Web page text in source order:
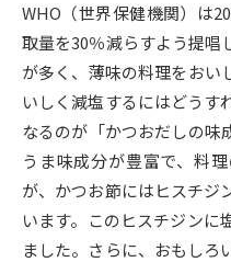
新学年スタート号特集ページ
（高3生用）
SELFBRAND特集ページ
オープンキャンパスなど
オープンキャンパス検索
WHO（世界保健機関）は
取量を30％減らすよう提唱
が多く、薄味の料理をおい
いしく減塩するにはどうす
なるのが「かつおだしの味
うま味成分が豊富で、料
が、かつお節にはヒスチジ
います。このヒスチジンに
ました。さらに、おもしろ